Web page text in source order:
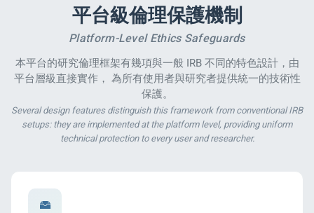
平台級倫理保護機制
Platform-Level Ethics Safeguards
本平台的研究倫理框架有幾項與一般 IRB 不同的特色設計，由
平台層級直接實作， 為所有使用者與研究者提供統一的技術性
保護。
Several design features distinguish this framework from conventional IRB
setups: they are implemented at the platform level, providing uniform
technical protection to every user and researcher.